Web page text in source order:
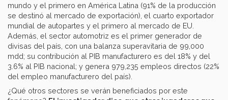
mundo y el primero en América Latina (91% de la producción
se destinó al mercado de exportación), el cuarto exportador
mundial de autopartes y el primero al mercado de EU.
Además, el sector automotriz es el primer generador de
divisas del país, con una balanza superavitaria de 99,000
mdd; su contribución al PIB manufacturero es del 18% y del
3.6% al PIB nacional; y genera 979,235 empleos directos (22%
del empleo manufacturero del país).
¿Qué otros sectores se verán beneficiados por este